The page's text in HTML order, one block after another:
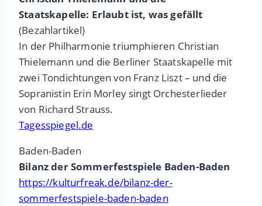
Staatskapelle: Erlaubt ist, was gefällt
(Bezahlartikel)
In der Philharmonie triumphieren Christian
Thielemann und die Berliner Staatskapelle mit
zwei Tondichtungen von Franz Liszt – und die
Sopranistin Erin Morley singt Orchesterlieder
von Richard Strauss.
Tagesspiegel.de
Baden-Baden
Bilanz der Sommerfestspiele Baden-Baden
https://kulturfreak.de/bilanz-der-
sommerfestspiele-baden-baden